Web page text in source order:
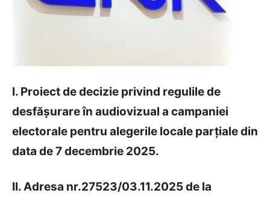
I. Proiect de decizie privind regulile de
desfășurare în audiovizual a campaniei
electorale pentru alegerile locale parțiale din
data de 7 decembrie 2025.
II. Adresa nr.27523/03.11.2025 de la